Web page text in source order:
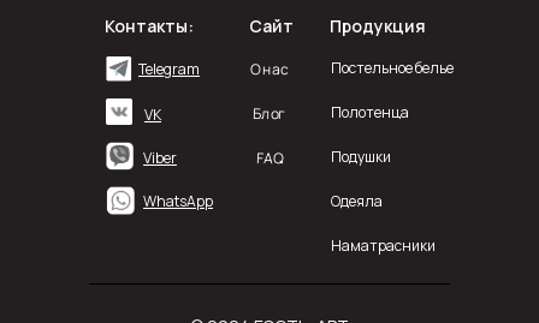
Продукция
Постельное белье
Полотенца
Подушки
Одеяла
Наматрасники
Сайт
Блог
FAQ
Контакты:
Telegram
WhatsApp
VK
Viber
О нас